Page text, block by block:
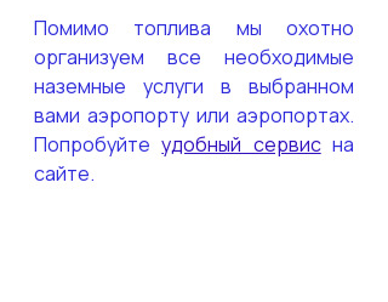
Помимо топлива мы охотно
организуем все необходимые
наземные услуги в выбранном
вами аэропорту или аэропортах.
Попробуйте удобный сервис на
сайте.